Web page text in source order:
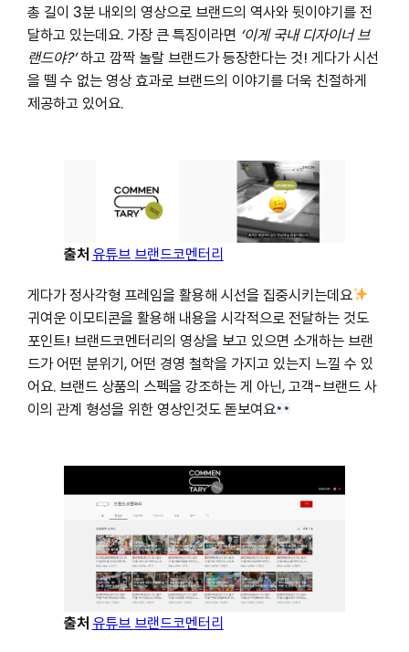
총 길이 3분 내외의 영상으로 브랜드의 역사와 뒷이야기를 전
달하고 있는데요. 가장 큰 특징이라면 ‘이게 국내 디자이너 브
랜드야?’하고 깜짝 놀랄 브랜드가 등장한다는 것! 게다가 시선
을 뗄 수 없는 영상 효과로 브랜드의 이야기를 더욱 친절하게
제공하고 있어요.
출처 유튜브 브랜드코멘터리
게다가 정사각형 프레임을 활용해 시선을 집중시키는데요
귀여운 이모티콘을 활용해 내용을 시각적으로 전달하는 것도
포인트! 브랜드코멘터리의 영상을 보고 있으면 소개하는 브랜
드가 어떤 분위기, 어떤 경영 철학을 가지고 있는지 느낄 수 있
어요. 브랜드 상품의 스펙을 강조하는 게 아닌, 고객-브랜드 사
이의 관계 형성을 위한 영상인것도 돋보여요
출처 유튜브 브랜드코멘터리